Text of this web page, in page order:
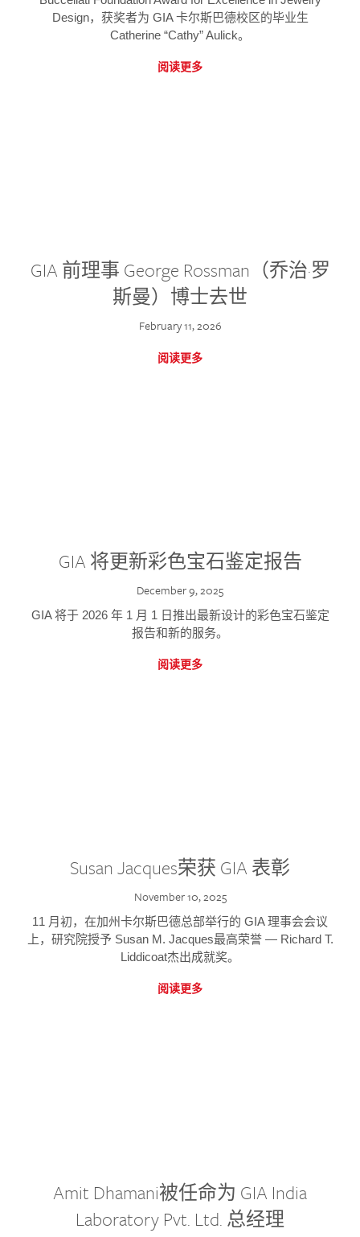
Design，获奖者为 GIA 卡尔斯巴德校区的毕业生
Catherine “Cathy” Aulick。
阅读更多
GIA 前理事 George Rossman（乔治·罗
斯曼）博士去世
February 11, 2026
阅读更多
GIA 将更新彩色宝石鉴定报告
December 9, 2025
GIA 将于 2026 年 1 月 1 日推出最新设计的彩色宝石鉴定
报告和新的服务。
阅读更多
Susan Jacques荣获 GIA 表彰
November 10, 2025
11 月初，在加州卡尔斯巴德总部举行的 GIA 理事会会议
上，研究院授予 Susan M. Jacques最高荣誉 — Richard T.
Liddicoat杰出成就奖。
阅读更多
Amit Dhamani被任命为 GIA India
Laboratory Pvt. Ltd. 总经理